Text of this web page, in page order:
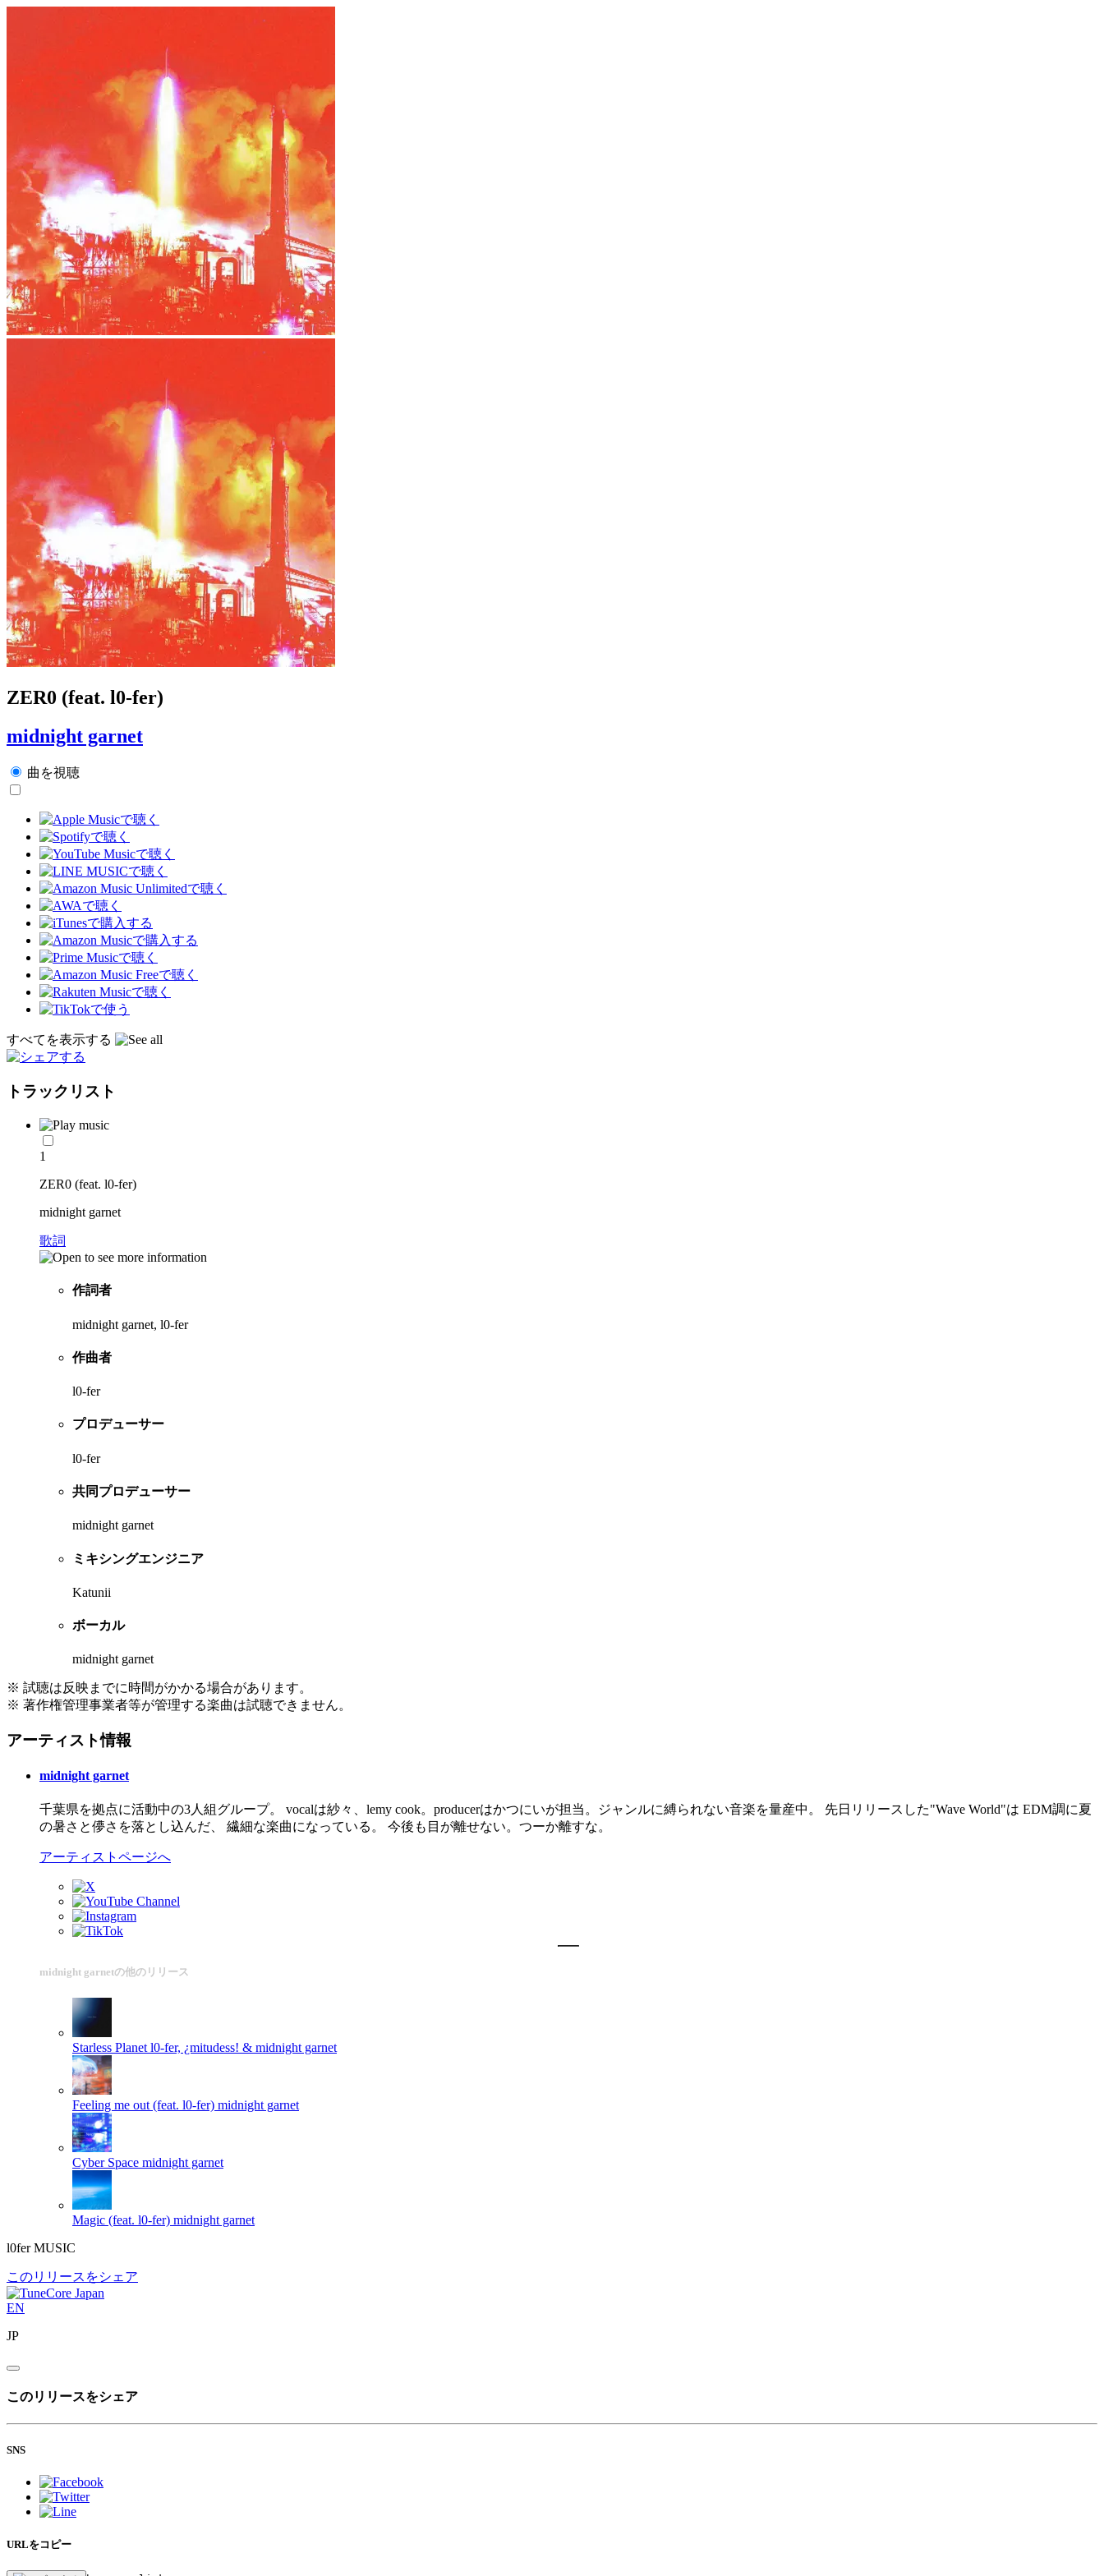
ZER0 (feat. l0-fer)
midnight garnet
曲を視聴
すべてを表示する
トラックリスト
1
ZER0 (feat. l0-fer)
midnight garnet
歌詞
作詞者
midnight garnet, l0-fer
作曲者
l0-fer
プロデューサー
l0-fer
共同プロデューサー
midnight garnet
ミキシングエンジニア
Katunii
ボーカル
midnight garnet
※ 試聴は反映までに時間がかかる場合があります。
※ 著作権管理事業者等が管理する楽曲は試聴できません。
アーティスト情報
midnight garnet
千葉県を拠点に活動中の3人組グループ。 vocalは紗々、lemy cook。producerはかつにいが担当。ジャンルに縛られない音楽を量産中。 先日リリースした"Wave World"は EDM調に夏
の暑さと儚さを落とし込んだ、 繊細な楽曲になっている。 今後も目が離せない。つーか離すな。
アーティストページへ
midnight garnetの他のリリース
Starless Planet l0-fer, ¿mitudess! & midnight garnet
Feeling me out (feat. l0-fer) midnight garnet
Cyber Space midnight garnet
Magic (feat. l0-fer) midnight garnet
l0fer MUSIC
このリリースをシェア
EN
JP
このリリースをシェア
SNS
URLをコピー